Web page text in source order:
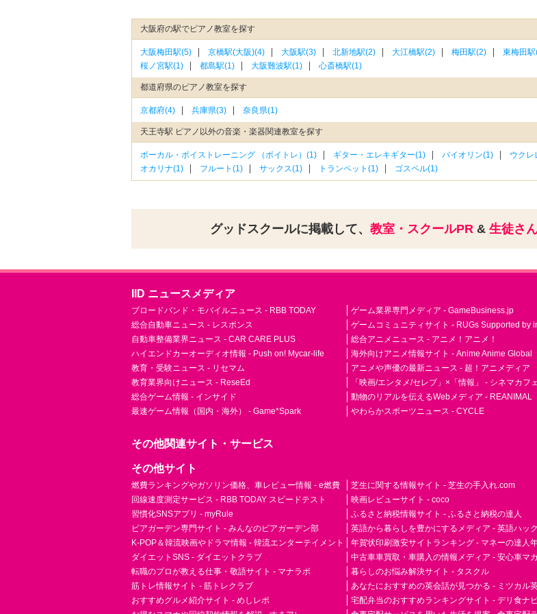
大阪府の駅でピアノ教室を探す
大阪梅田駅(5) 京橋駅(大阪)(4) 大阪駅(3) 北新地駅(2) 大江橋駅(2) 梅田駅(2) 東梅田
桜ノ宮駅(1)
都島駅(1) 大阪難波駅(1) 心斎橋駅(1)
都道府県のピアノ教室を探す
京都府(4) 兵庫県(3) 奈良県(1)
天王寺駅 ピアノ以外の音楽・楽器関連教室を探す
ボーカル・ボイストレーニング （ボイトレ）(1) ギター・エレキギター(1) バイオリン(1) ウクレ
オカリナ(1)
フルート(1) サックス(1) トランペット(1) ゴスペル(1)
グッドスクールに掲載して、 教室・スクールPR& 生徒さ
IID ニュースメディア
ブロードバンド・モバイルニュース - RBB TODAY
総合自動車ニュース - レスポンス
自動車整備業界ニュース - CAR CARE PLUS
ハイエンドカーオーディオ情報 - Push on! Mycar-life
教育・受験ニュース - リセマム
教育業界向けニュース - ReseEd
総合ゲーム情報 - インサイド
最速ゲーム情報（国内・海外） - Game*Spark
ゲーム業界専門メディア - GameBusiness.jp
ゲームコミュニティサイト - RUGs Supported by
総合アニメニュース - アニメ！アニメ！
海外向けアニメ情報サイト - Anime Anime Global
アニメや声優の最新ニュース - 超！アニメディア
「映画/エンタメ/セレブ」×「情報」 - シネマカフ
動物のリアルを伝えるWebメディア - REANIMAL
やわらかスポーツニュース - CYCLE
その他関連サイト・サービス
その他サイト
燃費ランキングやガソリン価格、車レビュー情報 - e燃費
回線速度測定サービス - RBB TODAY スピードテスト
習慣化SNSアプリ - myRule
ビアガーデン専門サイト - みんなのビアガーデン部
K-POP＆韓流映画やドラマ情報 - 韓流エンターテイメント
ダイエットSNS - ダイエットクラブ
転職のプロが教える仕事・敬語サイト - マナラボ
筋トレ情報サイト - 筋トレクラブ
おすすめグルメ紹介サイト - めしレポ
芝生に関する情報サイト - 芝生の手入れ.com
映画レビューサイト - coco
ふるさと納税情報サイト - ふるさと納税の達人
英語から暮らしを豊かにするメディア - 英語ハック
年賀状印刷激安サイトランキング - マネーの達人
中古車車買取・車購入の情報メディア - 安心車マ
暮らしのお悩み解決サイト - タスクル
あなたにおすすめの英会話が見つかる - ミツカル
宅配弁当のおすすめランキングサイト - デリ食ナ